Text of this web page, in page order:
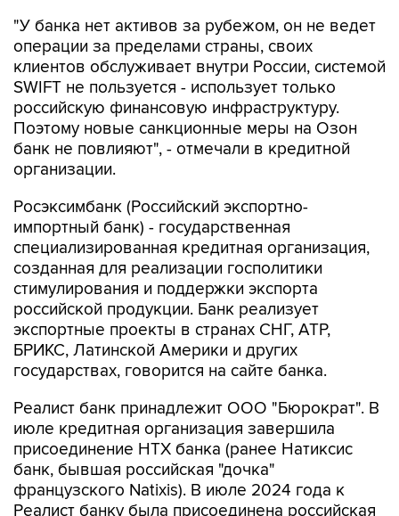
"У банка нет активов за рубежом, он не ведет
операции за пределами страны, своих
клиентов обслуживает внутри России, системой
SWIFT не пользуется - использует только
российскую финансовую инфраструктуру.
Поэтому новые санкционные меры на Озон
банк не повлияют", - отмечали в кредитной
организации.
Росэксимбанк (Российский экспортно-
импортный банк) - государственная
специализированная кредитная организация,
созданная для реализации госполитики
стимулирования и поддержки экспорта
российской продукции. Банк реализует
экспортные проекты в странах СНГ, АТР,
БРИКС, Латинской Америки и других
государствах, говорится на сайте банка.
Реалист банк принадлежит ООО "Бюрократ". В
июле кредитная организация завершила
присоединение НТХ банка (ранее Натиксис
банк, бывшая российская "дочка"
французского Natixis). В июле 2024 года к
Реалист банку была присоединена российская